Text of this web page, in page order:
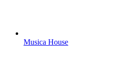
Musica House